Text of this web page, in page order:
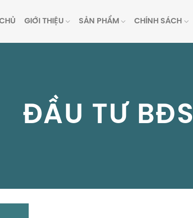
GIỚI THIỆU SẢN PHẨM CHÍNH SÁCH
ĐẦU TƯ BĐS